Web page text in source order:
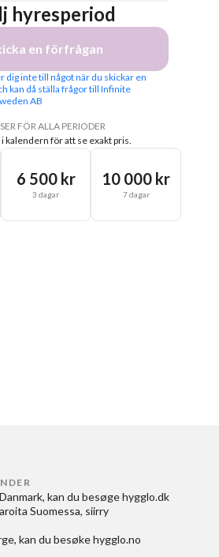
hyresperiod
en förfrågan
dig inte till något när du skickar en
kan då ställa frågor till Infinite
AB
FÖR ALLA PERIODER
i kalendern för att se exakt pris.
6 500 kr
3 dagar
10 000 kr
7 dagar
, kan du besøge hygglo.dk
Suomessa, siirry
, kan du besøke hygglo.no